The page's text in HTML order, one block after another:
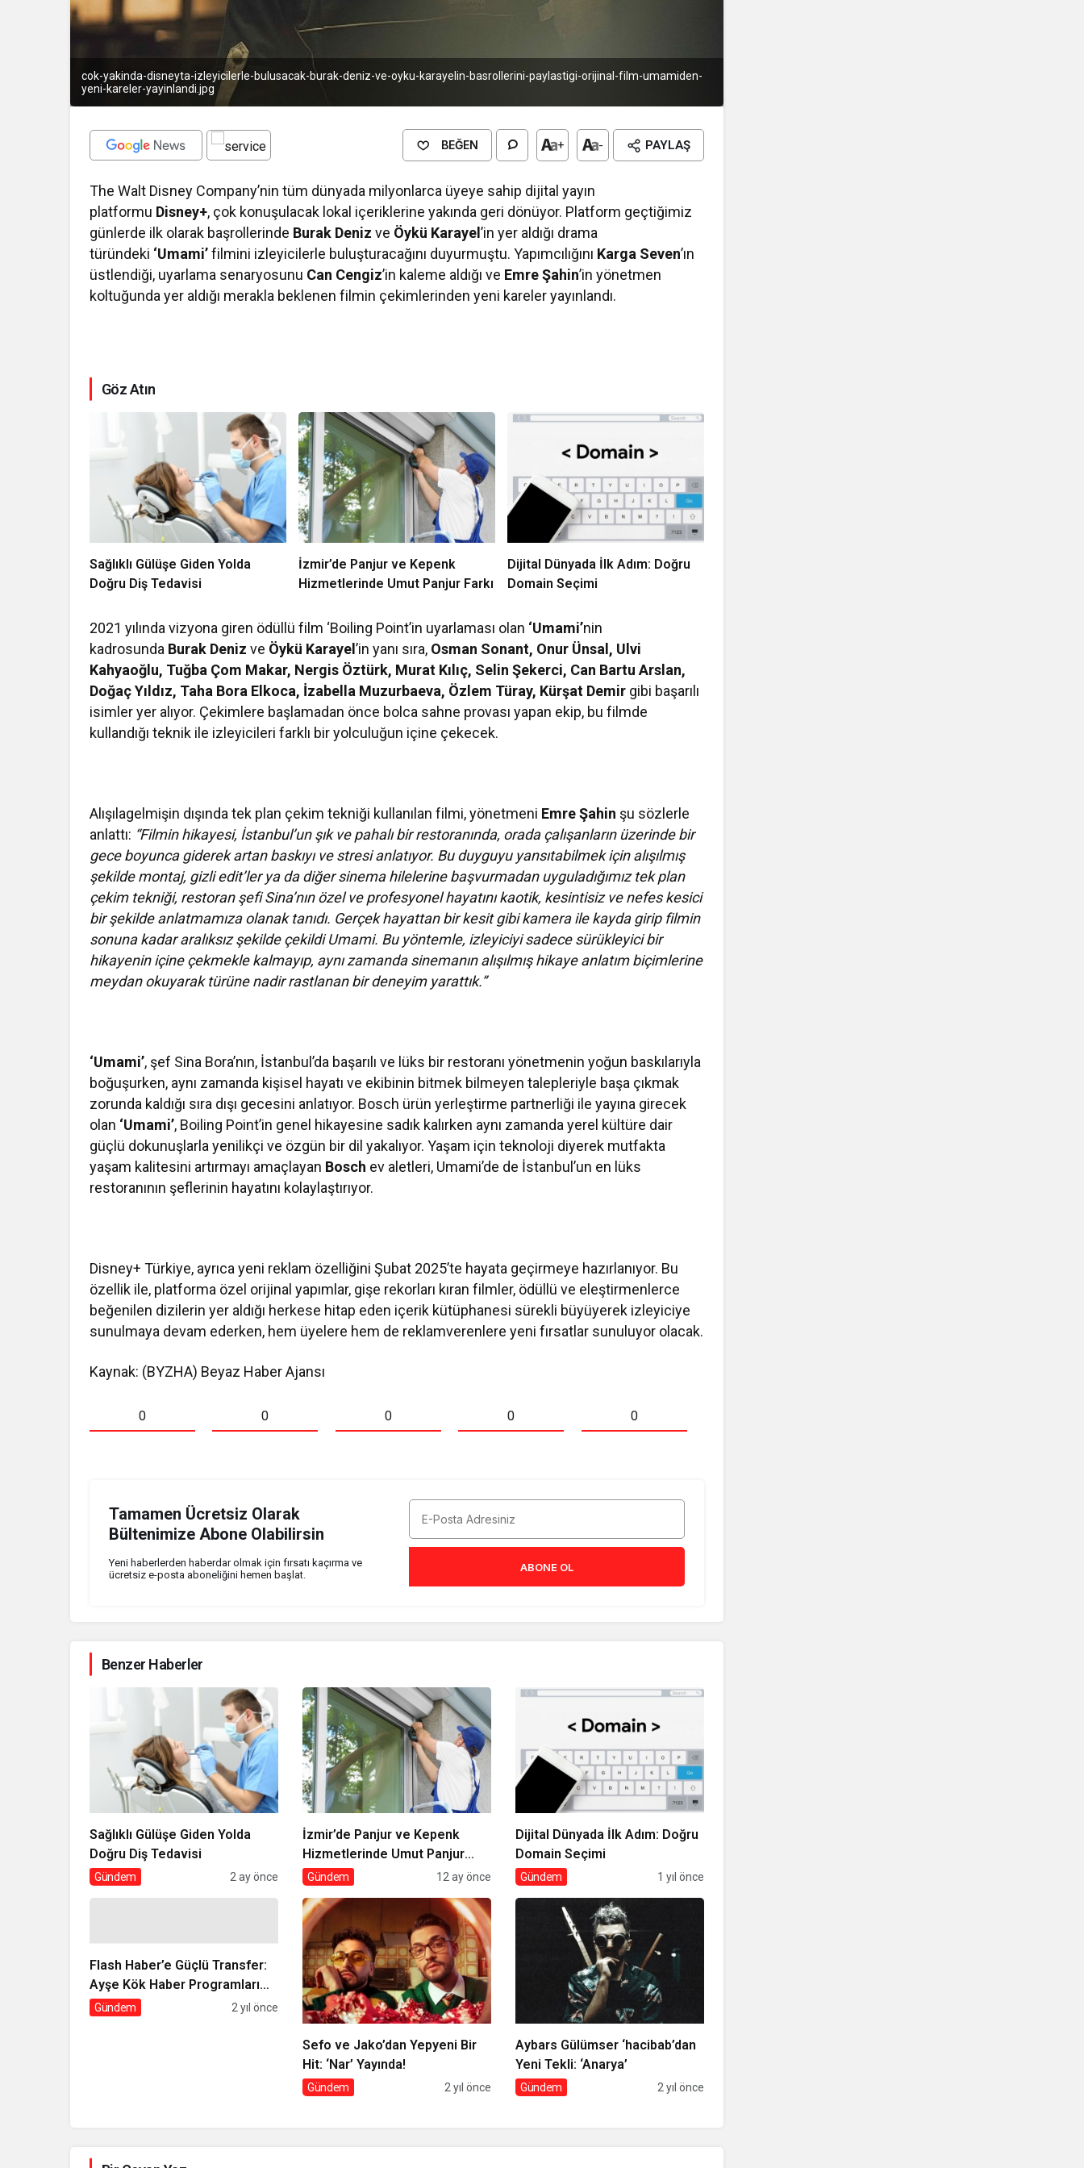
cok-yakinda-disneyta-izleyicilerle-bulusacak-burak-deniz-ve-oyku-karayelin-basrollerini-paylastigi-orijinal-film-umamiden-
yeni-kareler-yayinlandi.jpg
BEĞEN + - PAYLAŞ
The Walt Disney Company’nin tüm dünyada milyonlarca üyeye sahip dijital yayın
platformu Disney+, çok konuşulacak lokal içeriklerine yakında geri dönüyor. Platform geçtiğimiz
günlerde ilk olarak başrollerinde Burak Deniz ve Öykü Karayel’in yer aldığı drama
türündeki ‘Umami’filmini izleyicilerle buluşturacağını duyurmuştu. Yapımcılığını Karga Seven’ın
üstlendiği, uyarlama senaryosunu Can Cengiz’in kaleme aldığı ve Emre Şahin’in yönetmen
koltuğunda yer aldığı merakla beklenen filmin çekimlerinden yeni kareler yayınlandı.
Göz Atın
Sağlıklı Gülüşe Giden Yolda
Doğru Diş Tedavisi
İzmir’de Panjur ve Kepenk
Hizmetlerinde Umut Panjur Farkı
Dijital Dünyada İlk Adım: Doğru
Domain Seçimi
2021 yılında vizyona giren ödüllü film ‘Boiling Point’in uyarlaması olan ‘Umami’nin
kadrosunda Burak Denizve Öykü Karayel’in yanı sıra, Osman Sonant, Onur Ünsal, Ulvi
Kahyaoğlu, Tuğba Çom Makar, Nergis Öztürk, Murat Kılıç, Selin Şekerci, Can Bartu Arslan,
Doğaç Yıldız, Taha Bora Elkoca, İzabella Muzurbaeva, Özlem Türay, Kürşat Demir gibi başarılı
isimler yer alıyor. Çekimlere başlamadan önce bolca sahne provası yapan ekip, bu filmde
kullandığı teknik ile izleyicileri farklı bir yolculuğun içine çekecek.
Alışılagelmişin dışında tek plan çekim tekniği kullanılan filmi, yönetmeni Emre Şahin şu sözlerle
anlattı: “Filmin hikayesi, İstanbul’un şık ve pahalı bir restoranında, orada çalışanların üzerinde bir
gece boyunca giderek artan baskıyı ve stresi anlatıyor. Bu duyguyu yansıtabilmek için alışılmış
şekilde montaj, gizli edit’ler ya da diğer sinema hilelerine başvurmadan uyguladığımız tek plan
çekim tekniği, restoran şefi Sina’nın özel ve profesyonel hayatını kaotik, kesintisiz ve nefes kesici
bir şekilde anlatmamıza olanak tanıdı. Gerçek hayattan bir kesit gibi kamera ile kayda girip filmin
sonuna kadar aralıksız şekilde çekildi Umami. Bu yöntemle, izleyiciyi sadece sürükleyici bir
hikayenin içine çekmekle kalmayıp, aynı zamanda sinemanın alışılmış hikaye anlatım biçimlerine
meydan okuyarak türüne nadir rastlanan bir deneyim yarattık.”
‘Umami’, şef Sina Bora’nın, İstanbul’da başarılı ve lüks bir restoranı yönetmenin yoğun baskılarıyla
boğuşurken, aynı zamanda kişisel hayatı ve ekibinin bitmek bilmeyen talepleriyle başa çıkmak
zorunda kaldığı sıra dışı gecesini anlatıyor. Bosch ürün yerleştirme partnerliği ile yayına girecek
olan ‘Umami’, Boiling Point’in genel hikayesine sadık kalırken aynı zamanda yerel kültüre dair
güçlü dokunuşlarla yenilikçi ve özgün bir dil yakalıyor. Yaşam için teknoloji diyerek mutfakta
yaşam kalitesini artırmayı amaçlayan Bosch ev aletleri, Umami’de de İstanbul’un en lüks
restoranının şeflerinin hayatını kolaylaştırıyor.
Disney+ Türkiye, ayrıca yeni reklam özelliğini Şubat 2025’te hayata geçirmeye hazırlanıyor. Bu
özellik ile, platforma özel orijinal yapımlar, gişe rekorları kıran filmler, ödüllü ve eleştirmenlerce
beğenilen dizilerin yer aldığı herkese hitap eden içerik kütüphanesi sürekli büyüyerek izleyiciye
sunulmaya devam ederken, hem üyelere hem de reklamverenlere yeni fırsatlar sunuluyor olacak.
Kaynak: (BYZHA) Beyaz Haber Ajansı
0 0 0 0 0
Tamamen Ücretsiz Olarak
Bültenimize Abone Olabilirsin
Yeni haberlerden haberdar olmak için fırsatı kaçırma ve
ücretsiz e-posta aboneliğini hemen başlat.
ABONE OL
Benzer Haberler
Sağlıklı Gülüşe Giden Yolda
Doğru Diş Tedavisi
Gündem 2 ay önce
İzmir’de Panjur ve Kepenk
Hizmetlerinde Umut Panjur
Farkı
Gündem 12 ay önce
Dijital Dünyada İlk Adım: Doğru
Domain Seçimi
Gündem 1 yıl önce
Flash Haber’e Güçlü Transfer:
Ayşe Kök Haber Programları
İçerik Direktörü Oldu!
Gündem 2 yıl önce
Sefo ve Jako’dan Yepyeni Bir
Hit: ‘Nar’ Yayında!
Gündem 2 yıl önce
Aybars Gülümser ‘hacibab’dan
Yeni Tekli: ‘Anarya’
Gündem 2 yıl önce